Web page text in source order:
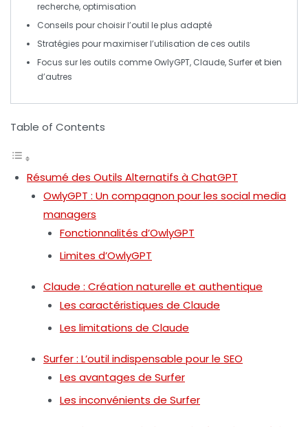
recherche, optimisation
Conseils pour choisir l’outil le plus adapté
Stratégies pour maximiser l’utilisation de ces outils
Focus sur les outils comme OwlyGPT, Claude, Surfer et bien
d’autres
Table of Contents
Résumé des Outils Alternatifs à ChatGPT
OwlyGPT : Un compagnon pour les social media
managers
Fonctionnalités d’OwlyGPT
Limites d’OwlyGPT
Claude : Création naturelle et authentique
Les caractéristiques de Claude
Les limitations de Claude
Surfer : L’outil indispensable pour le SEO
Les avantages de Surfer
Les inconvénients de Surfer